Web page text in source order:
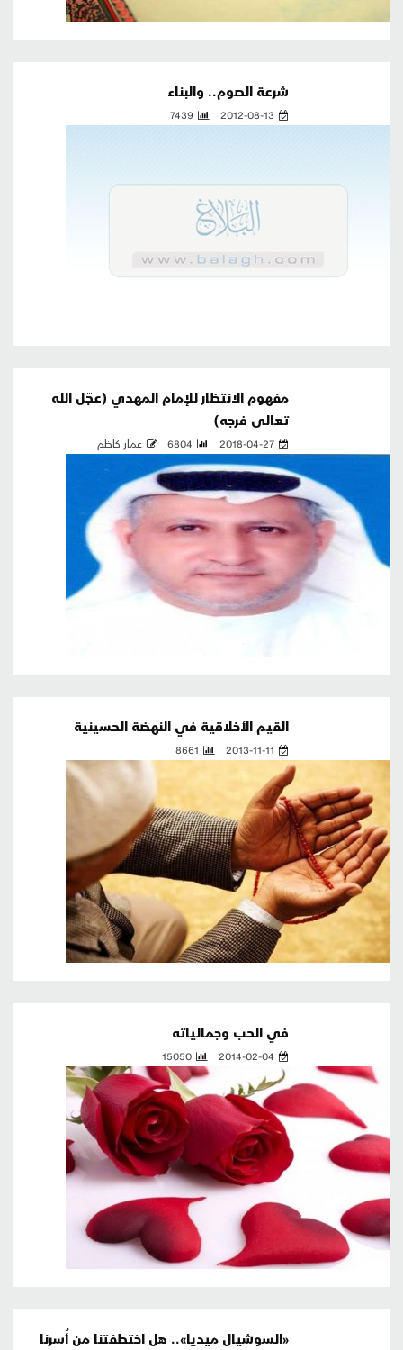
شرعة الصوم.. والبناء
2012-08-13
7439
مفهوم الانتظار للإمام المهدي (عجّل الله
تعالى فرجه)
2018-04-27
6804 عمار كاظم
القيم الأخلاقية في النهضة الحسينية
2013-11-11
8661
في الحب وجمالياته
2014-02-04
15050
«السوشيال ميديا».. هل اختطفتنا من أُسرنا